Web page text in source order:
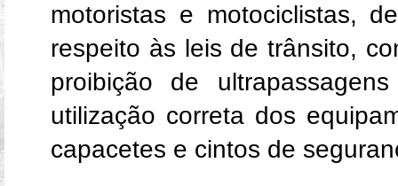
motoristas e motociclistas,
respeito às leis de trânsito,
proibição de
utilização correta dos
capacetes e cintos de